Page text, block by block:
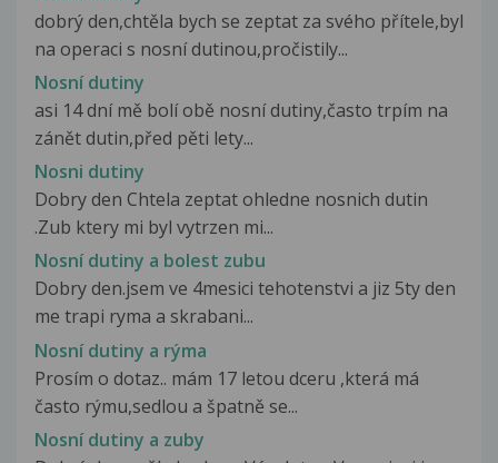
dobrý den,chtěla bych se zeptat za svého přítele,byl
na operaci s nosní dutinou,pročistily...
Nosní dutiny
asi 14 dní mě bolí obě nosní dutiny,často trpím na
zánět dutin,před pěti lety...
Nosni dutiny
Dobry den Chtela zeptat ohledne nosnich dutin
.Zub ktery mi byl vytrzen mi...
Nosní dutiny a bolest zubu
Dobry den.jsem ve 4mesici tehotenstvi a jiz 5ty den
me trapi ryma a skrabani...
Nosní dutiny a rýma
Prosím o dotaz.. mám 17 letou dceru ,která má
často rýmu,sedlou a špatně se...
Nosní dutiny a zuby